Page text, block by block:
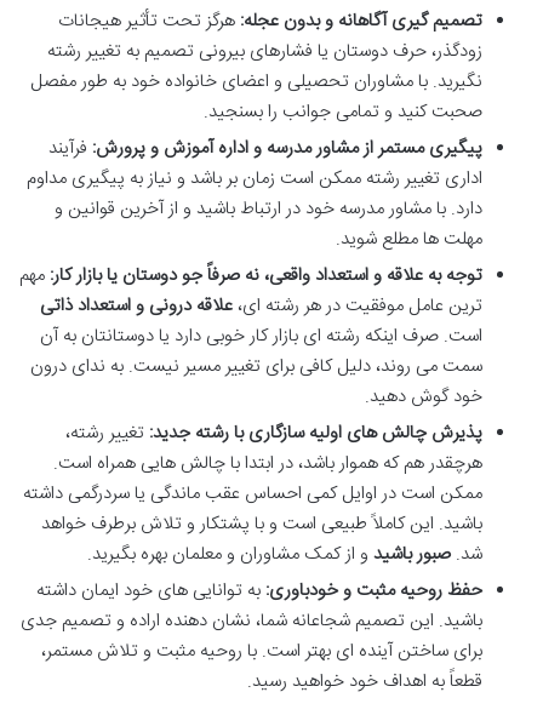
تصمیم گیری آگاهانه و بدون عجله: هرگز تحت تأثیر هیجانات
زودگذر، حرف دوستان یا فشارهای بیرونی تصمیم به تغییر رشته
نگیرید. با مشاوران تحصیلی و اعضای خانواده خود به طور مفصل
صحبت کنید و تمامی جوانب را بسنجید.
پیگیری مستمر از مشاور مدرسه و اداره آموزش و پرورش: فرآیند
اداری تغییر رشته ممکن است زمان بر باشد و نیاز به پیگیری مداوم
دارد. با مشاور مدرسه خود در ارتباط باشید و از آخرین قوانین و
مهلت ها مطلع شوید.
توجه به علاقه و استعداد واقعی، نه صرفاً جو دوستان یا بازار کار: مهم
ترین عامل موفقیت در هر رشته ای، علاقه درونی و استعداد ذاتی
است. صرف اینکه رشته ای بازار کار خوبی دارد یا دوستانتان به آن
سمت می روند، دلیل کافی برای تغییر مسیر نیست. به ندای درون
خود گوش دهید.
پذیرش چالش های اولیه سازگاری با رشته جدید: تغییر رشته،
هرچقدر هم که هموار باشد، در ابتدا با چالش هایی همراه است.
ممکن است در اوایل کمی احساس عقب ماندگی یا سردرگمی داشته
باشید. این کاملاً طبیعی است و با پشتکار و تلاش برطرف خواهد
شد. صبور باشید و از کمک مشاوران و معلمان بهره بگیرید.
حفظ روحیه مثبت و خودباوری: به توانایی های خود ایمان داشته
باشید. این تصمیم شجاعانه شما، نشان دهنده اراده و تصمیم جدی
برای ساختن آینده ای بهتر است. با روحیه مثبت و تلاش مستمر،
قطعاً به اهداف خود خواهید رسید.